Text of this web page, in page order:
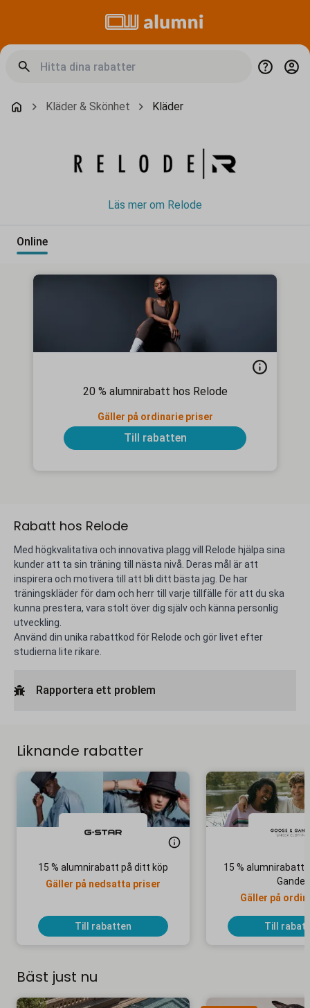
Kläder & Skönhet Kläder
Läs mer om Relode
Online
20 % alumnirabatt hos Relode
Gäller på ordinarie priser
Till rabatten
Rabatt hos Relode
Med högkvalitativa och innovativa plagg vill Relode hjälpa sina
kunder att ta sin träning till nästa nivå. Deras mål är att
inspirera och motivera till att bli ditt bästa jag. De har
träningskläder för dam och herr till varje tillfälle för att du ska
kunna prestera, vara stolt över dig själv och känna personlig
utveckling.
Använd din unika rabattkod för Relode och gör livet efter
studierna lite rikare.
Rapportera ett problem
Liknande rabatter
15 % alumnirabatt på ditt köp
Gäller på nedsatta priser
Till rabatten
15 % alumnirabatt
Gander
Gäller på
Till
Bäst just nu